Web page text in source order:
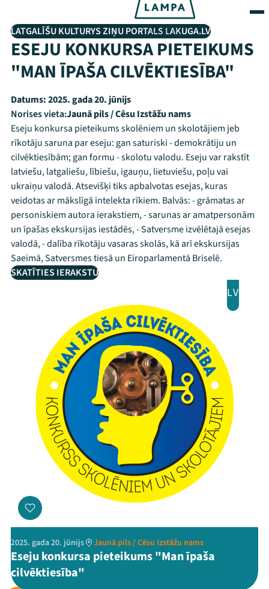
LATGALĪŠU KULTURYS ZIŅU PORTALS LAKUGA.LV
ESEJU KONKURSA PIETEIKUMS
"MAN ĪPAŠA CILVĒKTIESĪBA"
Datums:2025. gada 20. jūnijs
Norises vieta:Jaunā pils / Cēsu Izstāžu nams
Eseju konkursa pieteikums skolēniem un skolotājiem jeb
rīkotāju saruna par eseju: gan saturiski - demokrātiju un
cilvēktiesībām; gan formu - skolotu valodu. Eseju var rakstīt
latviešu, latgaliešu, lībiešu, igauņu, lietuviešu, poļu vai
ukraiņu valodā. Atsevišķi tiks apbalvotas esejas, kuras
veidotas ar mākslīgā intelekta rīkiem. Balvās: - grāmatas ar
personiskiem autora ierakstiem, - sarunas ar amatpersonām
un īpašas ekskursijas iestādēs, - Satversme izvēlētajā esejas
valodā, - dalība rīkotāju vasaras skolās, kā arī ekskursijas
Saeimā, Satversmes tiesā un Eiroparlamentā Briselē.
SKATĪTIES IERAKSTU
LV
2025. gada 20. jūnijs Jaunā pils / Cēsu Izstāžu nams
Eseju konkursa pieteikums "Man īpaša
cilvēktiesība"